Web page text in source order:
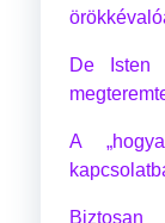
De Isten
A